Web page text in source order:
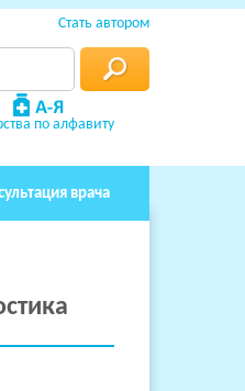
Стать автором
по алфавиту
врача